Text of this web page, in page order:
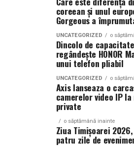
Când intervine
Posesorul nu rămâne fără
Uzucapiunea permite dobândirea
posesie îndelungată, dacă sunt
condiții: posesie continuă, publică,
de proprietar.
Aici apar conflictele cele mai
Specificații tehnice
Panouri fotovoltaice
Sistem de stocare:52
Invertor hibrid:24 kW
Dimensiune
metri
Lungime panouri
liniari
coreean și unul
Gorgeous a
UNCATEGORIZED o
Dincolo de
regândește HONOR
unui telefon pliabil
UNCATEGORIZED o
Axis lanseaza o
camerelor video IP
private
o săptămână inainte
Ziua Timișoarei
patru zile de